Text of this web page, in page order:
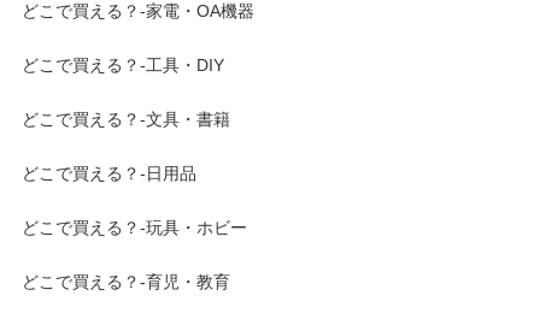
どこで買える？-家電・OA機器
どこで買える？-工具・DIY
どこで買える？-文具・書籍
どこで買える？-日用品
どこで買える？-玩具・ホビー
どこで買える？-育児・教育